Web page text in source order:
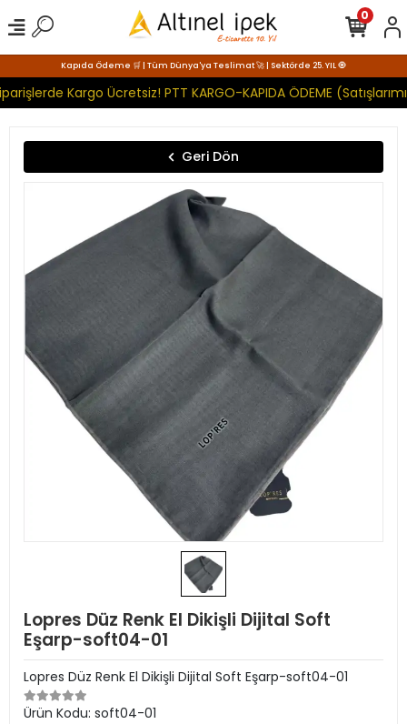
Kapıda Ödeme 🛒 | Tüm Dünya'ya Teslimat 🚀 | Sektörde 25. YIL 🧿
Kargo Ücretsiz! PTT KARGO-KAPIDA ÖDEME
0
Geri Dön
Lopres Düz Renk El Dikişli Dijital Soft
Eşarp-soft04-01
Lopres Düz Renk El Dikişli Dijital Soft Eşarp-soft04-01
Ürün Kodu: soft04-01